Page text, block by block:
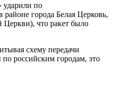
ударили по
города Белая Церковь,
что ракет было
схему передачи
российским городам, это